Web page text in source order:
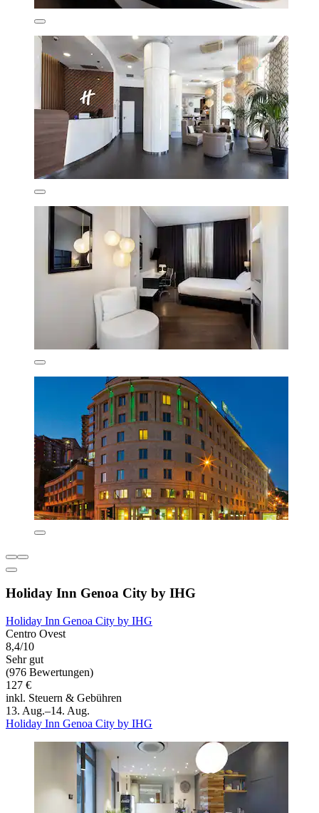
Holiday Inn Genoa City by IHG
Holiday Inn Genoa City by IHG
Centro Ovest
8,4/10
Sehr gut
(976 Bewertungen)
127 €
inkl. Steuern & Gebühren
13. Aug.–14. Aug.
Holiday Inn Genoa City by IHG